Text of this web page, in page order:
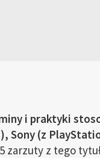
i praktyki
Sony (z
zarzuty z tego